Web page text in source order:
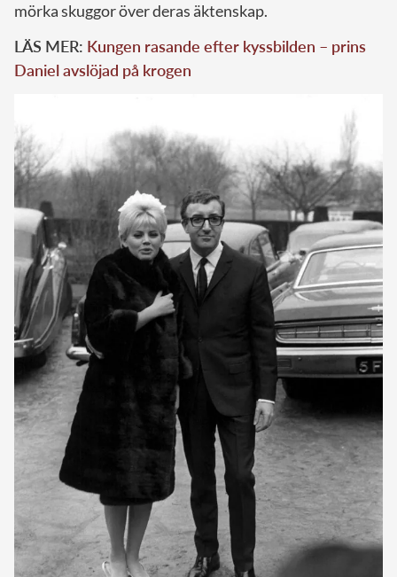
mörka skuggor över deras äktenskap.
LÄS MER: Kungen rasande efter kyssbilden – prins
Daniel avslöjad på krogen